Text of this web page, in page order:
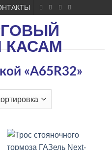
«A65R32»